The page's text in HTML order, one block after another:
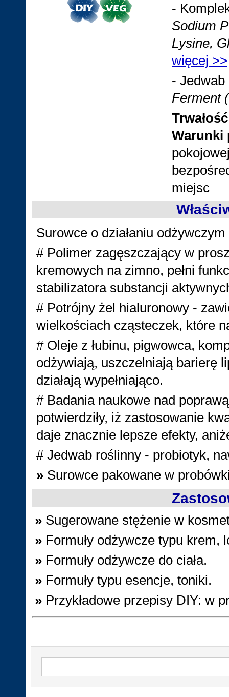
-
Sodium
Lysine,
więcej >>
-
Ferment
Warunki
miejsc
Surowce o działaniu
# Polimer zagęszczający w
kremowych na zimno, pełni
stabilizatora substancji
# Potrójny żel hialuronowy -
wielkościach cząsteczek, które
# Oleje z łubinu, pigwowca,
odżywiają, uszczelniają barierę
działają wypełniająco.
# Badania naukowe nad
potwierdziły, iż zastosowanie
daje znacznie lepsze efekty,
# Jedwab roślinny - probiotyk,
» Surowce pakowane w
» Sugerowane stężenie w
» Formuły odżywcze typu krem,
» Formuły odżywcze do ciała.
» Formuły typu esencje, toniki.
» Przykładowe przepisy DIY: w